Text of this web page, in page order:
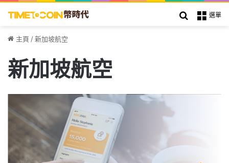
選單
搜索
主頁 /新加坡航空
新加坡航空